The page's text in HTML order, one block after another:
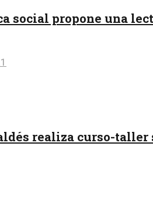
social propone una
realiza curso-taller